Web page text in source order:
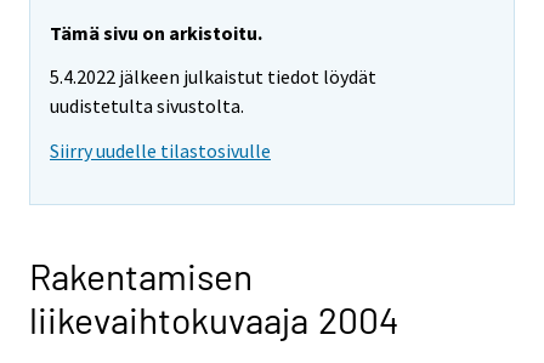
Tämä sivu on arkistoitu.
5.4.2022 jälkeen julkaistut tiedot löydät
uudistetulta sivustolta.
Siirry uudelle tilastosivulle
Rakentamisen
liikevaihtokuvaaja 2004